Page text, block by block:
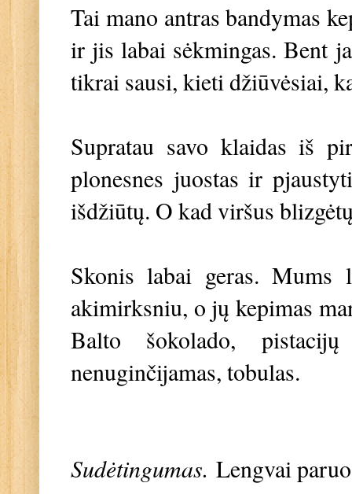
Tai mano antras bandymas
ir jis labai sėkmingas. Bent
tikrai sausi, kieti džiūvėsiai,
Supratau savo klaidas iš
plonesnes juostas ir
išdžiūtų. O kad viršus
Skonis labai geras. Mums
akimirksniu, o jų kepimas
Balto šokolado,
nenuginčijamas, tobulas.
Sudėtingumas. Lengvai